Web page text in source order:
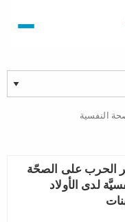
النفسية
الحرب على الصحّة
لدى الأولاد